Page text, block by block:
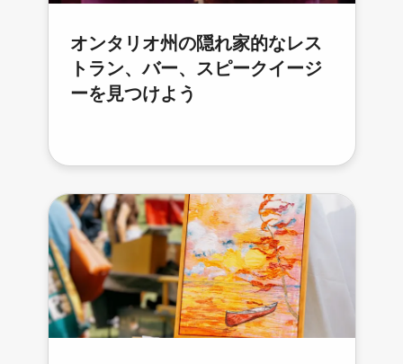
オンタリオ州の隠れ家的なレス
トラン、バー、スピークイージ
ーを見つけよう